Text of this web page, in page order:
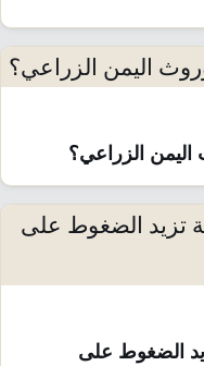
الزراعي؟
الضغوط على